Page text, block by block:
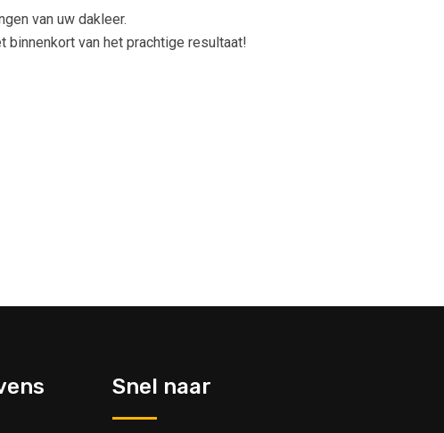
van uw dakleer.
binnenkort van het prachtige resultaat!
Snel naar